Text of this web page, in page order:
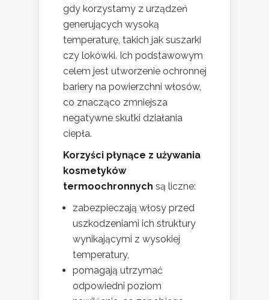
gdy korzystamy z urządzeń
generujących wysoką
temperaturę, takich jak suszarki
czy lokówki. Ich podstawowym
celem jest utworzenie ochronnej
bariery na powierzchni włosów,
co znacząco zmniejsza
negatywne skutki działania
ciepła.
Korzyści płynące z używania
kosmetyków
termoochronnych są liczne:
zabezpieczają włosy przed
uszkodzeniami ich struktury
wynikającymi z wysokiej
temperatury,
pomagają utrzymać
odpowiedni poziom